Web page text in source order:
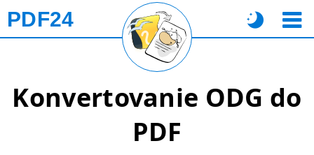
PDF24
Konvertovanie ODG do
PDF